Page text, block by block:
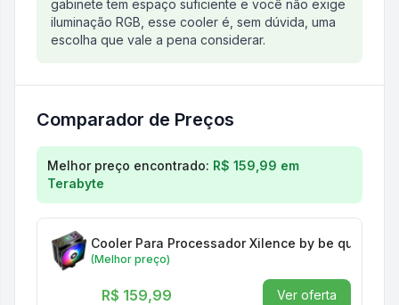
gabinete tem espaço suficiente e você não exige
iluminação RGB, esse cooler é, sem dúvida, uma
escolha que vale a pena considerar.
Comparador de Preços
Comparação de preços paraCooler Para
Melhor preço encontrado: R$ 159,99 em
Terabyte
Cooler Para Processador Xilence by be quiet!
(Melhor preço)
R$ 159,99 Ver oferta